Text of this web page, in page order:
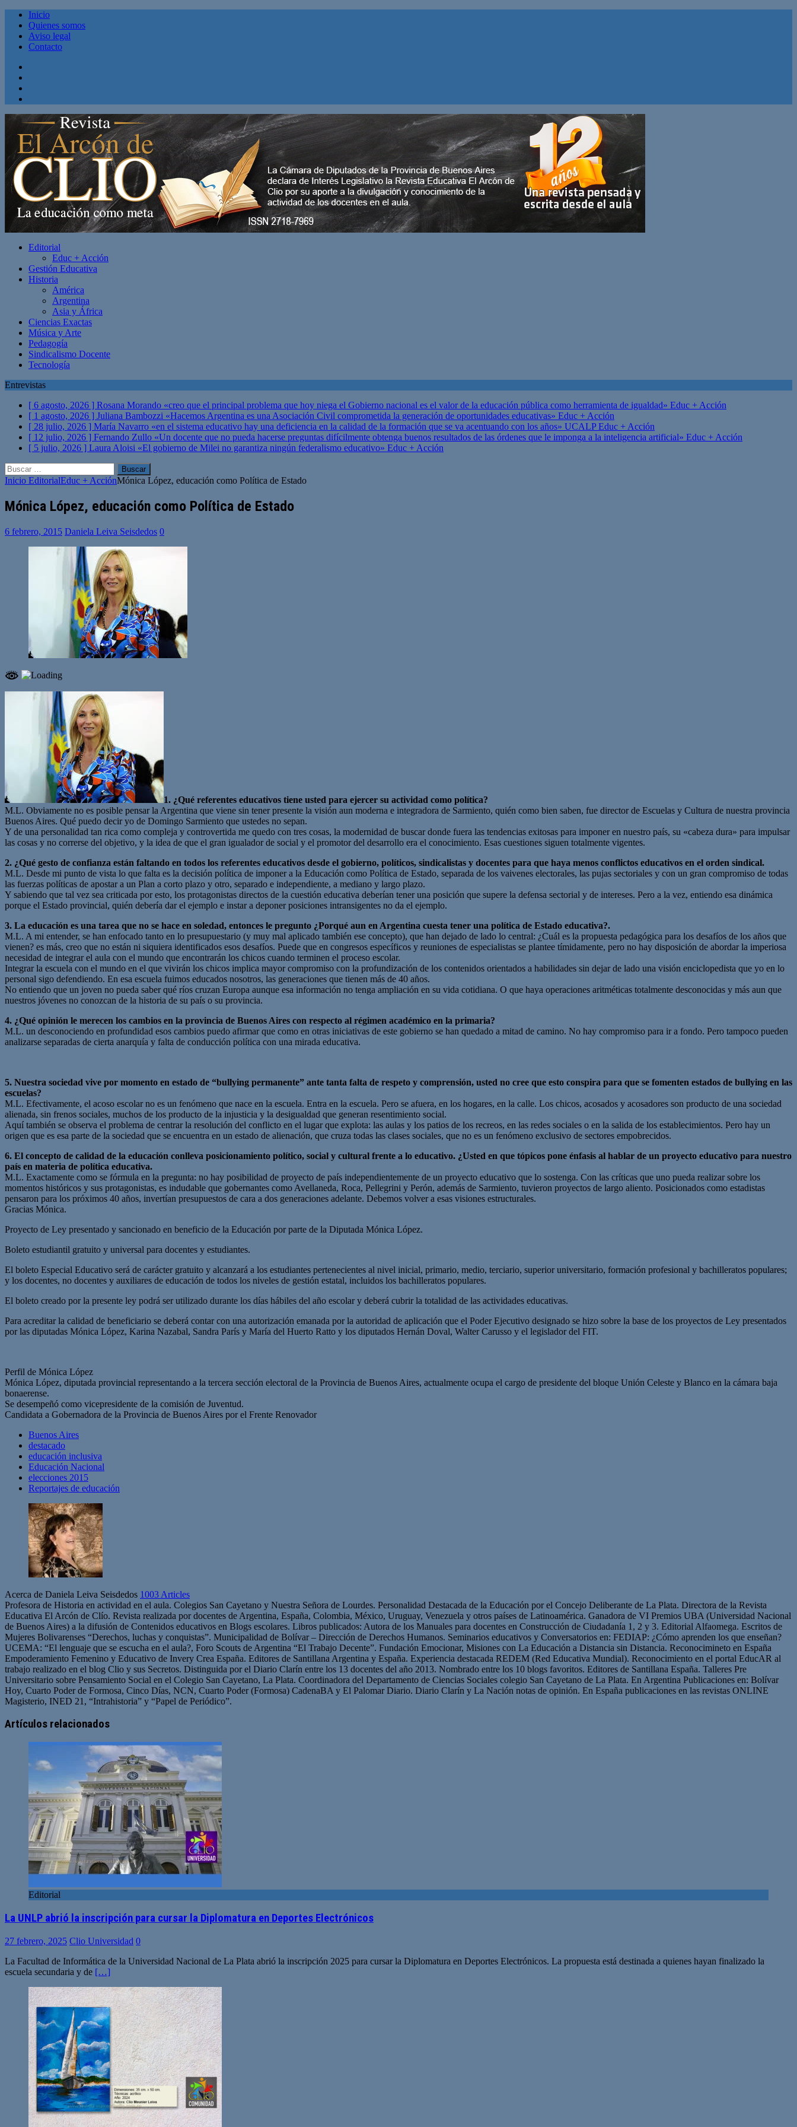
Inicio
Quienes somos
Aviso legal
Contacto
Editorial
Educ + Acción
Gestión Educativa
Historia
América
Argentina
Asia y África
Ciencias Exactas
Música y Arte
Pedagogía
Sindicalismo Docente
Tecnología
Entrevistas
[ 6 agosto, 2026 ] Rosana Morando «creo que el principal problema que hoy niega el Gobierno nacional es el valor de la educación pública como herramienta de igualdad» Educ + Acción
[ 1 agosto, 2026 ] Juliana Bambozzi «Hacemos Argentina es una Asociación Civil comprometida la generación de oportunidades educativas» Educ + Acción
[ 28 julio, 2026 ] María Navarro «en el sistema educativo hay una deficiencia en la calidad de la formación que se va acentuando con los años» UCALPEduc + Acción
[ 12 julio, 2026 ] Fernando Zullo «Un docente que no pueda hacerse preguntas difícilmente obtenga buenos resultados de las órdenes que le imponga a la inteligencia artificial» Educ + Acción
[ 5 julio, 2026 ] Laura Aloisi «El gobierno de Milei no garantiza ningún federalismo educativo» Educ + Acción
Buscar:
Inicio EditorialEduc + AcciónMónica López, educación como Política de Estado
Mónica López, educación como Política de Estado
6 febrero, 2015 Daniela Leiva Seisdedos 0
1. ¿Qué referentes educativos tiene usted para ejercer su actividad como política?
M.L. Obviamente no es posible pensar la Argentina que viene sin tener presente la visión aun moderna e integradora de Sarmiento, quién como bien saben, fue director de Escuelas y Cultura de nuestra provincia
Buenos Aires. Qué puedo decir yo de Domingo Sarmiento que ustedes no sepan.
Y de una personalidad tan rica como compleja y controvertida me quedo con tres cosas, la modernidad de buscar donde fuera las tendencias exitosas para imponer en nuestro país, su «cabeza dura» para impulsar
las cosas y no correrse del objetivo, y la idea de que el gran igualador de social y el promotor del desarrollo era el conocimiento. Esas cuestiones siguen totalmente vigentes.
2. ¿Qué gesto de confianza están faltando en todos los referentes educativos desde el gobierno, políticos, sindicalistas y docentes para que haya menos conflictos educativos en el orden sindical.
M.L. Desde mi punto de vista lo que falta es la decisión política de imponer a la Educación como Política de Estado, separada de los vaivenes electorales, las pujas sectoriales y con un gran compromiso de todas
las fuerzas políticas de apostar a un Plan a corto plazo y otro, separado e independiente, a mediano y largo plazo.
Y sabiendo que tal vez sea criticada por esto, los protagonistas directos de la cuestión educativa deberían tener una posición que supere la defensa sectorial y de intereses. Pero a la vez, entiendo esa dinámica
porque el Estado provincial, quién debería dar el ejemplo e instar a deponer posiciones intransigentes no da el ejemplo.
3. La educación es una tarea que no se hace en soledad, entonces le pregunto ¿Porqué aun en Argentina cuesta tener una política de Estado educativa?.
M.L. A mi entender, se han enfocado tanto en lo presupuestario (y muy mal aplicado también ese concepto), que han dejado de lado lo central: ¿Cuál es la propuesta pedagógica para los desafíos de los años que
vienen? es más, creo que no están ni siquiera identificados esos desafíos. Puede que en congresos específicos y reuniones de especialistas se plantee tímidamente, pero no hay disposición de abordar la imperiosa
necesidad de integrar el aula con el mundo que encontrarán los chicos cuando terminen el proceso escolar.
Integrar la escuela con el mundo en el que vivirán los chicos implica mayor compromiso con la profundización de los contenidos orientados a habilidades sin dejar de lado una visión enciclopedista que yo en lo
personal sigo defendiendo. En esa escuela fuimos educados nosotros, las generaciones que tienen más de 40 años.
No entiendo que un joven no pueda saber qué ríos cruzan Europa aunque esa información no tenga ampliación en su vida cotidiana. O que haya operaciones aritméticas totalmente desconocidas y más aun que
nuestros jóvenes no conozcan de la historia de su país o su provincia.
4. ¿Qué opinión le merecen los cambios en la provincia de Buenos Aires con respecto al régimen académico en la primaria?
M.L. un desconociendo en profundidad esos cambios puedo afirmar que como en otras iniciativas de este gobierno se han quedado a mitad de camino. No hay compromiso para ir a fondo. Pero tampoco pueden
analizarse separadas de cierta anarquía y falta de conducción política con una mirada educativa.
5. Nuestra sociedad vive por momento en estado de “bullying permanente” ante tanta falta de respeto y comprensión, usted no cree que esto conspira para que se fomenten estados de bullying en las
escuelas?
M.L. Efectivamente, el acoso escolar no es un fenómeno que nace en la escuela. Entra en la escuela. Pero se afuera, en los hogares, en la calle. Los chicos, acosados y acosadores son producto de una sociedad
alienada, sin frenos sociales, muchos de los producto de la injusticia y la desigualdad que generan resentimiento social.
Aquí también se observa el problema de centrar la resolución del conflicto en el lugar que explota: las aulas y los patios de los recreos, en las redes sociales o en la salida de los establecimientos. Pero hay un
origen que es esa parte de la sociedad que se encuentra en un estado de alienación, que cruza todas las clases sociales, que no es un fenómeno exclusivo de sectores empobrecidos.
6. El concepto de calidad de la educación conlleva posicionamiento político, social y cultural frente a lo educativo. ¿Usted en que tópicos pone énfasis al hablar de un proyecto educativo para nuestro
país en materia de política educativa.
M.L. Exactamente como se fórmula en la pregunta: no hay posibilidad de proyecto de país independientemente de un proyecto educativo que lo sostenga. Con las críticas que uno pueda realizar sobre los
momentos históricos y sus protagonistas, es indudable que gobernantes como Avellaneda, Roca, Pellegrini y Perón, además de Sarmiento, tuvieron proyectos de largo aliento. Posicionados como estadistas
pensaron para los próximos 40 años, invertían presupuestos de cara a dos generaciones adelante. Debemos volver a esas visiones estructurales.
Gracias Mónica.
Proyecto de Ley presentado y sancionado en beneficio de la Educación por parte de la Diputada Mónica López.
Boleto estudiantil gratuito y universal para docentes y estudiantes.
El boleto Especial Educativo será de carácter gratuito y alcanzará a los estudiantes pertenecientes al nivel inicial, primario, medio, terciario, superior universitario, formación profesional y bachilleratos populares;
y los docentes, no docentes y auxiliares de educación de todos los niveles de gestión estatal, incluidos los bachilleratos populares.
El boleto creado por la presente ley podrá ser utilizado durante los días hábiles del año escolar y deberá cubrir la totalidad de las actividades educativas.
Para acreditar la calidad de beneficiario se deberá contar con una autorización emanada por la autoridad de aplicación que el Poder Ejecutivo designado se hizo sobre la base de los proyectos de Ley presentados
por las diputadas Mónica López, Karina Nazabal, Sandra París y María del Huerto Ratto y los diputados Hernán Doval, Walter Carusso y el legislador del FIT.
Perfil de Mónica López
Mónica López, diputada provincial representando a la tercera sección electoral de la Provincia de Buenos Aires, actualmente ocupa el cargo de presidente del bloque Unión Celeste y Blanco en la cámara baja
bonaerense.
Se desempeñó como vicepresidente de la comisión de Juventud.
Candidata a Gobernadora de la Provincia de Buenos Aires por el Frente Renovador
Buenos Aires
destacado
educación inclusiva
Educación Nacional
elecciones 2015
Reportajes de educación
Acerca de Daniela Leiva Seisdedos 1003 Articles
Profesora de Historia en actividad en el aula. Colegios San Cayetano y Nuestra Señora de Lourdes. Personalidad Destacada de la Educación por el Concejo Deliberante de La Plata. Directora de la Revista
Educativa El Arcón de Clío. Revista realizada por docentes de Argentina, España, Colombia, México, Uruguay, Venezuela y otros países de Latinoamérica. Ganadora de VI Premios UBA (Universidad Nacional
de Buenos Aires) a la difusión de Contenidos educativos en Blogs escolares. Libros publicados: Autora de los Manuales para docentes en Construcción de Ciudadanía 1, 2 y 3. Editorial Alfaomega. Escritos de
Mujeres Bolivarenses “Derechos, luchas y conquistas”. Municipalidad de Bolívar – Dirección de Derechos Humanos. Seminarios educativos y Conversatorios en: FEDIAP: ¿Cómo aprenden los que enseñan?
UCEMA: “El lenguaje que se escucha en el aula?, Foro Scouts de Argentina “El Trabajo Decente”. Fundación Emocionar, Misiones con La Educación a Distancia sin Distancia. Reconocimineto en España
Empoderamiento Femenino y Educativo de Invery Crea España. Editores de Santillana Argentina y España. Experiencia destacada REDEM (Red Educativa Mundial). Reconocimiento en el portal EducAR al
trabajo realizado en el blog Clio y sus Secretos. Distinguida por el Diario Clarín entre los 13 docentes del año 2013. Nombrado entre los 10 blogs favoritos. Editores de Santillana España. Talleres Pre
Universitario sobre Pensamiento Social en el Colegio San Cayetano, La Plata. Coordinadora del Departamento de Ciencias Sociales colegio San Cayetano de La Plata. En Argentina Publicaciones en: Bolívar
Hoy, Cuarto Poder de Formosa, Cinco Días, NCN, Cuarto Poder (Formosa) CadenaBA y El Palomar Diario. Diario Clarín y La Nación notas de opinión. En España publicaciones en las revistas ONLINE
Magisterio, INED 21, “Intrahistoria” y “Papel de Periódico”.
web
Artículos relacionados
Editorial
La UNLP abrió la inscripción para cursar la Diplomatura en Deportes Electrónicos
27 febrero, 2025 Clio Universidad 0
La Facultad de Informática de la Universidad Nacional de La Plata abrió la inscripción 2025 para cursar la Diplomatura en Deportes Electrónicos. La propuesta está destinada a quienes hayan finalizado la
escuela secundaria y de […]